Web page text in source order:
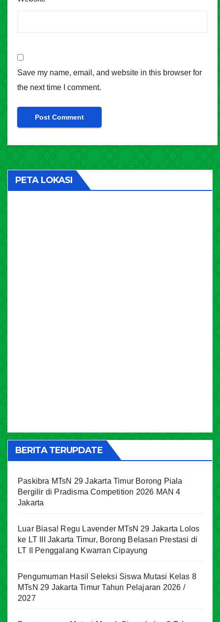
Save my name, email, and website in this browser for
the next time I comment.
PETA LOKASI
BERITA TERUPDATE
Paskibra MTsN 29 Jakarta Timur Borong Piala
Bergilir di Pradisma Competition 2026 MAN 4
Jakarta
Luar Biasa! Regu Lavender MTsN 29 Jakarta Lolos
ke LT III Jakarta Timur, Borong Belasan Prestasi di
LT II Penggalang Kwarran Cipayung
Pengumuman Hasil Seleksi Siswa Mutasi Kelas 8
MTsN 29 Jakarta Timur Tahun Pelajaran 2026 /
2027